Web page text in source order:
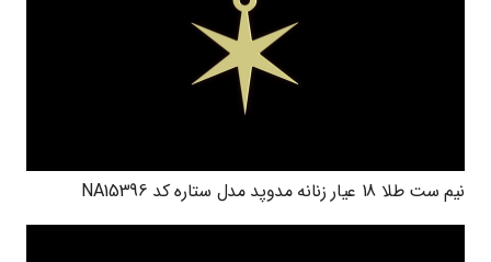
نیم ست طلا 18 عیار زنانه مدوپد مدل ستاره کد NA15396